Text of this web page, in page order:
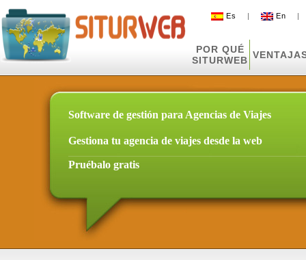
Es | En
POR QUÉ
SITURWEB
Software de gestión para Agencias de Viajes
Gestiona tu agencia de viajes desde la web
Pruébalo gratis